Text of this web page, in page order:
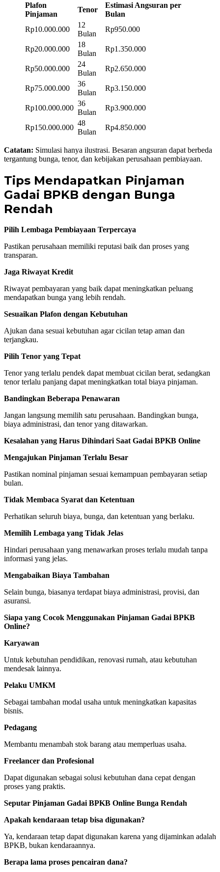
Plafon
Pinjaman
Tenor
Estimasi Angsuran per
Bulan
Rp10.000.000
12
Bulan
Rp950.000
Rp20.000.000
18
Bulan
Rp1.350.000
Rp50.000.000
24
Bulan
Rp2.650.000
Rp75.000.000
36
Bulan
Rp3.150.000
Rp100.000.000
36
Bulan
Rp3.900.000
Rp150.000.000
48
Bulan
Rp4.850.000
Catatan: Simulasi hanya ilustrasi. Besaran angsuran dapat berbeda
tergantung bunga, tenor, dan kebijakan perusahaan pembiayaan.
Tips Mendapatkan Pinjaman
Gadai BPKB dengan Bunga
Rendah
Pilih Lembaga Pembiayaan Terpercaya
Pastikan perusahaan memiliki reputasi baik dan proses yang
transparan.
Jaga Riwayat Kredit
Riwayat pembayaran yang baik dapat meningkatkan peluang
mendapatkan bunga yang lebih rendah.
Sesuaikan Plafon dengan Kebutuhan
Ajukan dana sesuai kebutuhan agar cicilan tetap aman dan
terjangkau.
Pilih Tenor yang Tepat
Tenor yang terlalu pendek dapat membuat cicilan berat, sedangkan
tenor terlalu panjang dapat meningkatkan total biaya pinjaman.
Bandingkan Beberapa Penawaran
Jangan langsung memilih satu perusahaan. Bandingkan bunga,
biaya administrasi, dan tenor yang ditawarkan.
Kesalahan yang Harus Dihindari Saat Gadai BPKB Online
Mengajukan Pinjaman Terlalu Besar
Pastikan nominal pinjaman sesuai kemampuan pembayaran setiap
bulan.
Tidak Membaca Syarat dan Ketentuan
Perhatikan seluruh biaya, bunga, dan ketentuan yang berlaku.
Memilih Lembaga yang Tidak Jelas
Hindari perusahaan yang menawarkan proses terlalu mudah tanpa
informasi yang jelas.
Mengabaikan Biaya Tambahan
Selain bunga, biasanya terdapat biaya administrasi, provisi, dan
asuransi.
Siapa yang Cocok Menggunakan Pinjaman Gadai BPKB
Online?
Karyawan
Untuk kebutuhan pendidikan, renovasi rumah, atau kebutuhan
mendesak lainnya.
Pelaku UMKM
Sebagai tambahan modal usaha untuk meningkatkan kapasitas
bisnis.
Pedagang
Membantu menambah stok barang atau memperluas usaha.
Freelancer dan Profesional
Dapat digunakan sebagai solusi kebutuhan dana cepat dengan
proses yang praktis.
Seputar Pinjaman Gadai BPKB Online Bunga Rendah
Apakah kendaraan tetap bisa digunakan?
Ya, kendaraan tetap dapat digunakan karena yang dijaminkan adalah
BPKB, bukan kendaraannya.
Berapa lama proses pencairan dana?